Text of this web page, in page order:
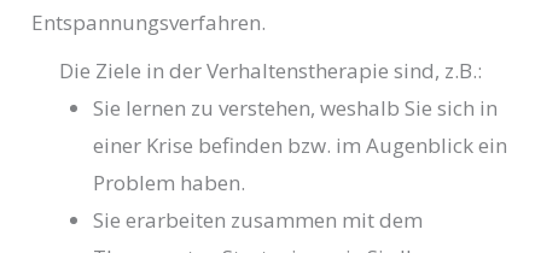
Entspannungsverfahren.
Die Ziele in der Verhaltenstherapie sind, z.B.:
Sie lernen zu verstehen, weshalb Sie sich in
einer Krise befinden bzw. im Augenblick ein
Problem haben.
Sie erarbeiten zusammen mit dem